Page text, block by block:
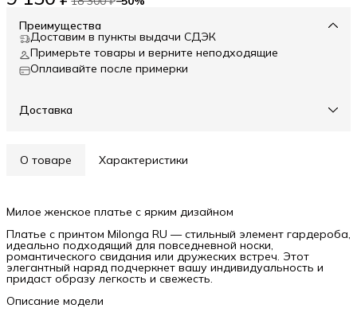
Преимущества
Доставим в пункты выдачи СДЭК
Примерьте товары и верните неподходящие
Оплаивайте после примерки
Доставка
О товаре Характеристики
Милое женское платье с ярким дизайном
Платье с принтом Milonga RU — стильный элемент гардероба,
идеально подходящий для повседневной носки,
романтического свидания или дружеских встреч. Этот
элегантный наряд подчеркнет вашу индивидуальность и
придаст образу легкость и свежесть.
Описание модели